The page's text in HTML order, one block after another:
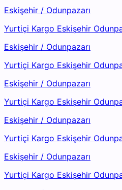
Eskişehir / Odunpazarı
Yurtiçi Kargo Eskişehir
Eskişehir / Odunpazarı
Yurtiçi Kargo Eskişehir
Eskişehir / Odunpazarı
Yurtiçi Kargo Eskişehir
Eskişehir / Odunpazarı
Yurtiçi Kargo Eskişehir
Eskişehir / Odunpazarı
Yurtiçi Kargo Eskişehir